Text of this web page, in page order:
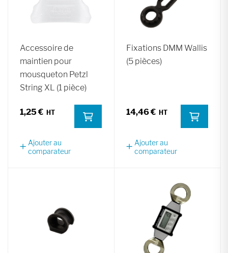
Accessoire de
maintien pour
mousqueton Petzl
String XL (1 pièce)
1,25 €
Ajouter au
comparateur
Fixations DMM Wallis
(5 pièces)
14,46 €
Ajouter au
comparateur